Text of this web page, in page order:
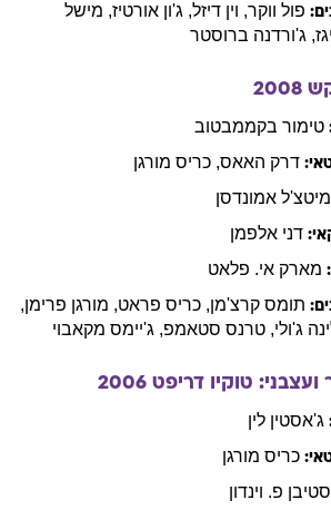
פול ווקר, וין דיזל, ג'ון אורטיז, מישל
, ג'ורדנה ברוסטר
2008
טימור בקממבטוב
דרק האאס, כריס מורגן
מיטצ'ל אמונדסן
דני אלפמן
מארק אי. פלאט
תומס קרצ'מן, כריס פראט, מורגן פרימן,
ג'ולי, טרנס סטאמפ, ג'יימס מקאבוי
ועצבני: טוקיו דריפט 2006
ג'אסטין לין
כריס מורגן
סטיבן פ. וינדון